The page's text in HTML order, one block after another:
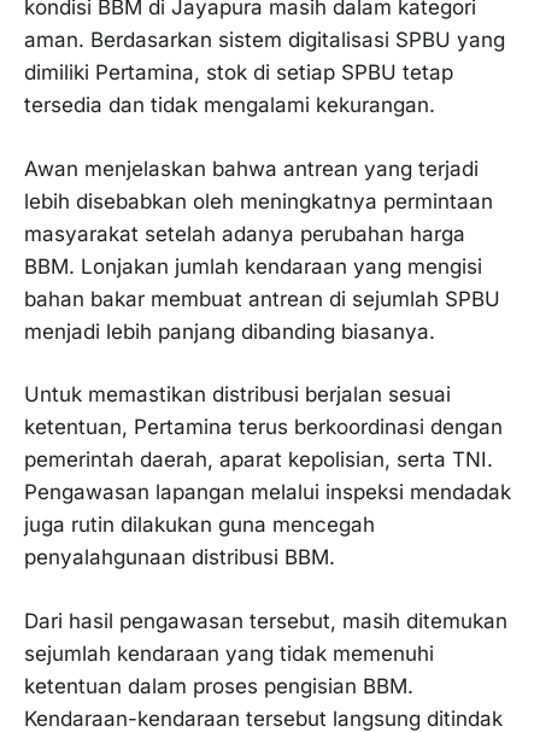
kondisi BBM di Jayapura masih dalam kategori
aman. Berdasarkan sistem digitalisasi SPBU yang
dimiliki Pertamina, stok di setiap SPBU tetap
tersedia dan tidak mengalami kekurangan.
Awan menjelaskan bahwa antrean yang terjadi
lebih disebabkan oleh meningkatnya permintaan
masyarakat setelah adanya perubahan harga
BBM. Lonjakan jumlah kendaraan yang mengisi
bahan bakar membuat antrean di sejumlah SPBU
menjadi lebih panjang dibanding biasanya.
Untuk memastikan distribusi berjalan sesuai
ketentuan, Pertamina terus berkoordinasi dengan
pemerintah daerah, aparat kepolisian, serta TNI.
Pengawasan lapangan melalui inspeksi mendadak
juga rutin dilakukan guna mencegah
penyalahgunaan distribusi BBM.
Dari hasil pengawasan tersebut, masih ditemukan
sejumlah kendaraan yang tidak memenuhi
ketentuan dalam proses pengisian BBM.
Kendaraan-kendaraan tersebut langsung ditindak